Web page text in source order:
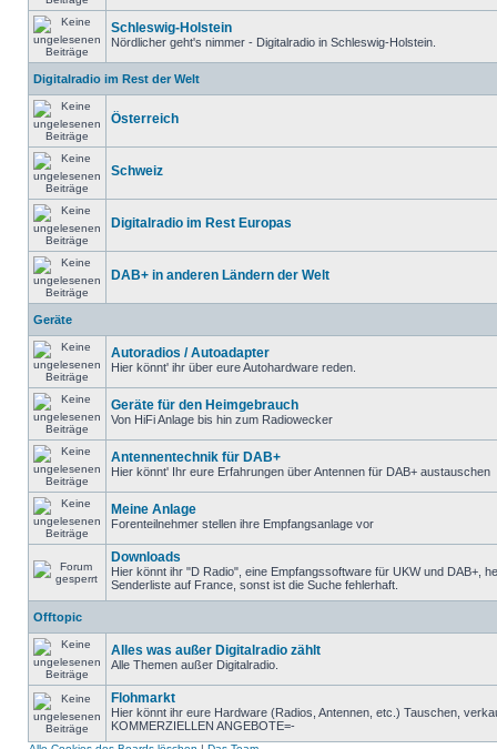
Schleswig-Holstein
Nördlicher geht's nimmer - Digitalradio in Schleswig-Holstein.
Digitalradio im Rest der Welt
Österreich
Schweiz
Digitalradio im Rest Europas
DAB+ in anderen Ländern der Welt
Geräte
Autoradios / Autoadapter
Hier könnt' ihr über eure Autohardware reden.
Geräte für den Heimgebrauch
Von HiFi Anlage bis hin zum Radiowecker
Antennentechnik für DAB+
Hier könnt' Ihr eure Erfahrungen über Antennen für DAB+ austauschen
Meine Anlage
Forenteilnehmer stellen ihre Empfangsanlage vor
Downloads
Hier könnt ihr "D Radio", eine Empfangssoftware für UKW und DAB+,
Senderliste auf France, sonst ist die Suche fehlerhaft.
Offtopic
Alles was außer Digitalradio zählt
Alle Themen außer Digitalradio.
Flohmarkt
Hier könnt ihr eure Hardware (Radios, Antennen, etc.) Tauschen,
KOMMERZIELLEN ANGEBOTE=-